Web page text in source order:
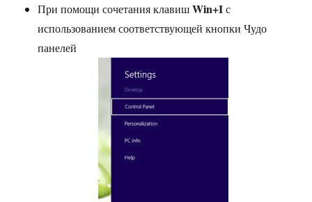
При помощи сочетания клавишWin+Iс
использованием соответствующей кнопки Чудо
панелей